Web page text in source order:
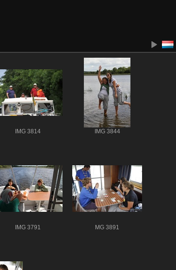
IMG 3814 IMG 3844
IMG 3791 MG 3891